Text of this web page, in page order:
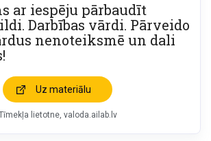
ar iespēju pārbaudīt
Darbības vārdi. Pārveido
nenoteiksmē un dali
Uz materiālu
lietotne valoda.ailab.lv